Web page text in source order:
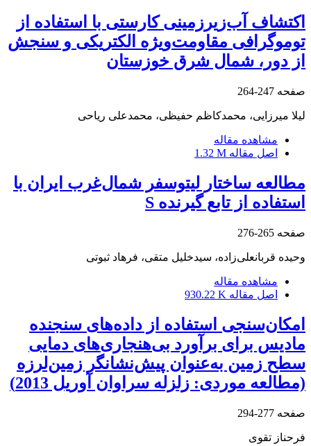
اکتشاف آب‌زیرزمینی کارستی با استفاده از
توموگرافی مقاومت‌ویژه الکتریکی و سنجش
از دور، شمال شرق خوزستان
صفحه 247-264
لیلا میرزایی، محمدکاظم حفیظی، محمدعلی ریاحی
مشاهده مقاله
اصل مقاله 1.32 M
مطالعه ساختار لیتوسفر شمال‌غرب ایران با
استفاده از تابع گیرنده S
صفحه 265-276
وحیده قربانعلی‌زاده، سیدخلیل متقی، فرهاد ثبوتی
مشاهده مقاله
اصل مقاله 930.22 K
امکان‌سنجی استفاده از داده‌های سنجنده
مادیس برای برآورد بی‌هنجاری‌های دمایی
سطح زمین به‌عنوان پیش‌نشانگر زمین‌لرزه
(مطالعه موردی: زلزله سراوان آوریل 2013)
صفحه 277-294
فرحناز تقوی